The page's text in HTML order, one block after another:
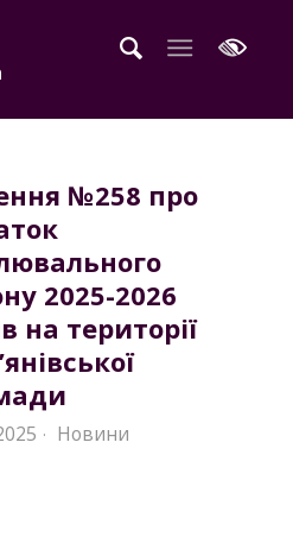
№258 про
2025-2026
на території
· Новини